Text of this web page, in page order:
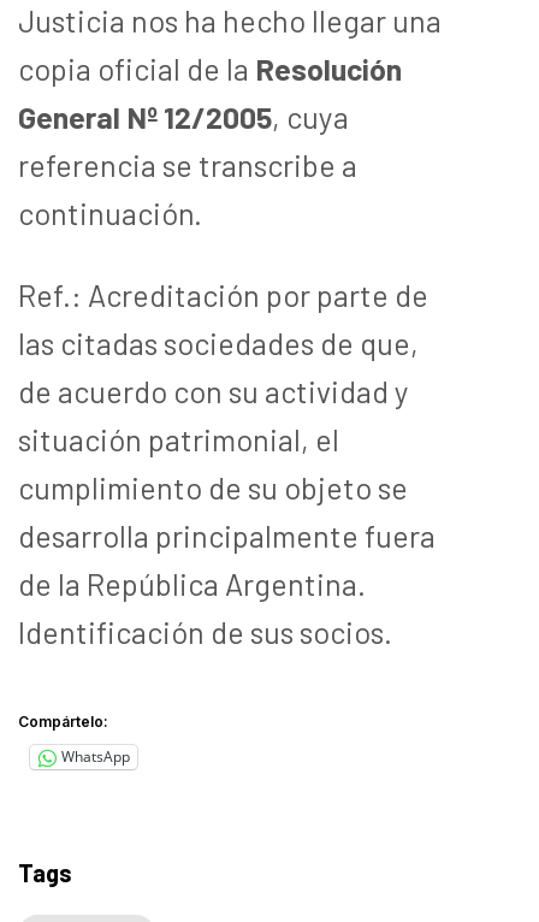
Justicia nos ha hecho llegar una
copia oficial de la Resolución
General Nº 12/2005, cuya
referencia se transcribe a
continuación.
Ref.: Acreditación por parte de
las citadas sociedades de que,
de acuerdo con su actividad y
situación patrimonial, el
cumplimiento de su objeto se
desarrolla principalmente fuera
de la República Argentina.
Identificación de sus socios.
Compártelo:
WhatsApp
Tags